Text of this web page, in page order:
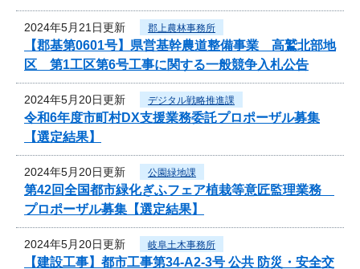
2024年5月21日更新 郡上農林事務所
【郡基第0601号】県営基幹農道整備事業 高鷲北部地
区 第1工区第6号工事に関する一般競争入札公告
2024年5月20日更新 デジタル戦略推進課
令和6年度市町村DX支援業務委託プロポーザル募集
【選定結果】
2024年5月20日更新 公園緑地課
第42回全国都市緑化ぎふフェア植栽等意匠監理業務
プロポーザル募集【選定結果】
2024年5月20日更新 岐阜土木事務所
【建設工事】都市工事第34-A2-3号 公共 防災・安全交